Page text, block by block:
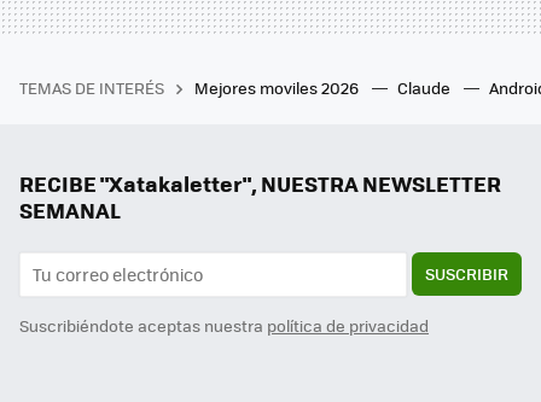
TEMAS DE INTERÉS Mejores moviles 2026 Claude
RECIBE "Xatakaletter", NUESTRA NEWSLETTER
SEMANAL
SUSCRIBIR
Suscribiéndote aceptas nuestra política de privacidad